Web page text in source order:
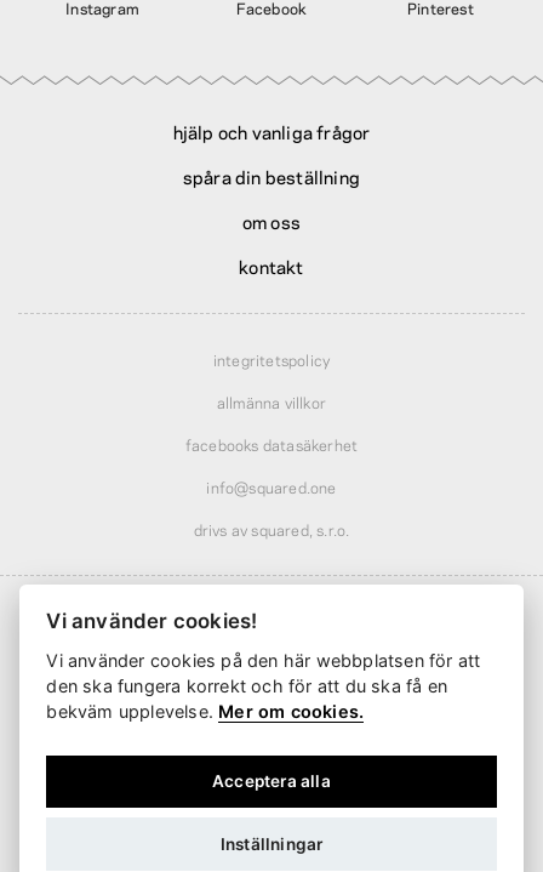
Instagram Facebook Pinterest
hjälp och vanliga frågor
spåra din beställning
om oss
kontakt
integritetspolicy
allmänna villkor
facebooks datasäkerhet
info@squared.one
drivs av squared, s.r.o.
Frakt från61 kr· rabatterad över 569 kr
Leverans från2 arbetsdagar
Vi använder cookies!
Vi använder cookies på den här webbplatsen för att
den ska fungera korrekt och för att du ska få en
bekväm upplevelse. Mer om cookies.
Acceptera alla
Inställningar